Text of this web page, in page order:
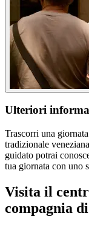
Ulteriori
Trascorri una
tradizionale
guidato potrai
tua giornata con uno
Visita il
compagnia